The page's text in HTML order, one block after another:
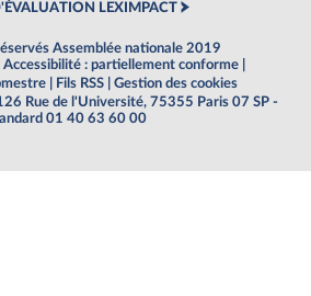
LEXIMPACT
Assemblée nationale 2019
Accessibilité : partiellement conforme
Fils RSS
Gestion des cookies
Rue de l'Université, 75355 Paris 07 SP -
01 40 63 60 00